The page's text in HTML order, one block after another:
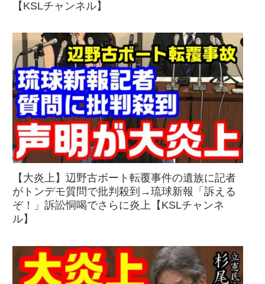
【KSLチャンネル】
【大炎上】辺野古ボート転覆事件の遺族に記者
がトンデモ質問で批判殺到→琉球新報「訴える
ぞ！」訴訟恫喝でさらに炎上【KSLチャンネ
ル】